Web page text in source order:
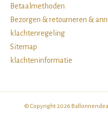
Betaalmethoden
Bezorgen & retourneren &
klachtenregeling
Sitemap
klachteninformatie
© Copyright 2026